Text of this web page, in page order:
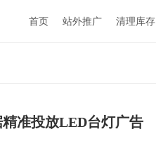
首页 站外推广 清理库存
准投放LED台灯广告